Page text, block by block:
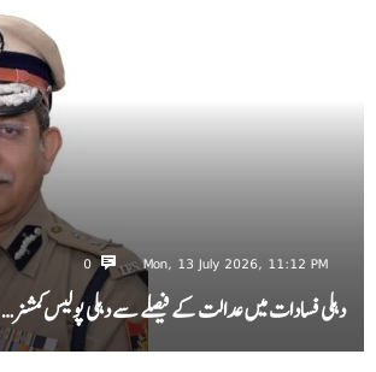
Mon, 13 July 2026, 11:12 PM
0
دہلی فسادات میں عدالت کے فیصلے سے دہلی پولیس کمشنر…